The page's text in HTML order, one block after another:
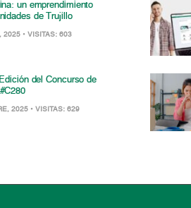
un emprendimiento
de Trujillo
2025 • VISITAS: 603
del Concurso de
2025 • VISITAS: 629